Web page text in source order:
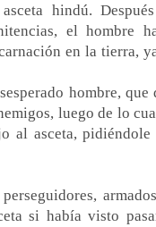
hindú.
el hombre
en la tierra,
hombre, que
luego de lo
al asceta, pidiéndole
si había visto